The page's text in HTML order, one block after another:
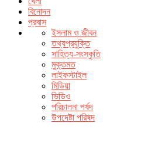
বিনোদন
প্রবাস
ইসলাম ও জীবন
তথ্যপ্রযুক্তি
সাহিত্য-সংস্কৃতি
মুক্তমত
লাইফস্টাইল
মিডিয়া
ভিডিও
পরিচালনা পর্ষদ
উপদেষ্টা পরিষদ